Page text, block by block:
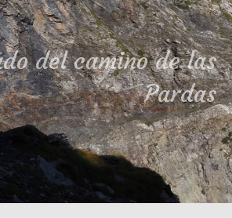
del camino de las
Pardas